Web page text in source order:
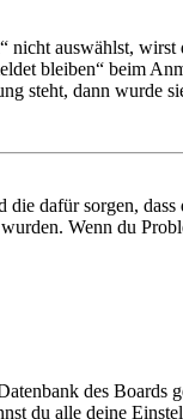
auswählst,
bleiben“ beim
steht, dann wurde
dafür sorgen,
Wenn du
des
du alle deine